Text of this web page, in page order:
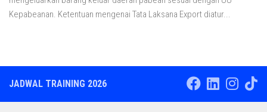
Kepabeanan. Ketentuan mengenai Tata Laksana Export diatur...
JADWAL TRAINING 2026